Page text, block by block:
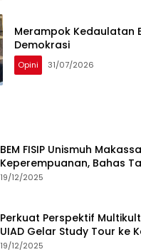
Merampok Kedaulatan
Demokrasi
Opini 31/07/2026
BEM FISIP Unismuh
Keperempuanan, Bahas
dan Budaya Lokal
19/12/2025
Perkuat Perspektif
UIAD Gelar Study Tour ke
19/12/2025